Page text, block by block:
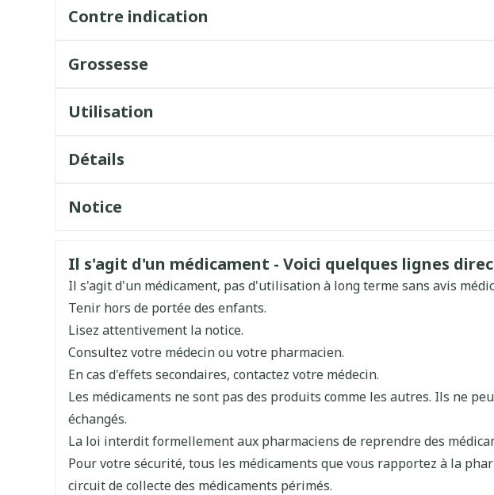
Contre indication
Grossesse
Utilisation
Dose de départ: 4 mg /jour
Dose max.: 24 mg /jour
Administrer 1 x /jour
Pendant ou en dehors des repas
Détails
Marques Lundbeck
Largeur 45 mm
Longueur 108 mm
20 mm
Paquet
28
Notice
Néerlandais
Informations sur la sécurité
Il s'agit d'un médicament - Voici quelques lignes
Il s'agit d'un médicament, pas d'utilisation à long terme sans avis
Tenir hors de portée des enfants.
Lisez attentivement la notice.
Consultez votre médecin ou votre pharmacien.
En cas d'effets secondaires, contactez votre médecin.
Les médicaments ne sont pas des produits comme les autres. Ils ne
échangés.
La loi interdit formellement aux pharmaciens de reprendre des
Pour votre sécurité, tous les médicaments que vous rapportez à la
circuit de collecte des médicaments périmés.